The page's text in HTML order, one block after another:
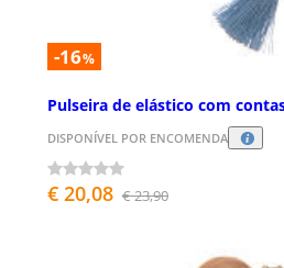
-16%
Pulseira de elástico com
DISPONÍVEL POR ENCOMENDA
€ 20,08 € 23,90